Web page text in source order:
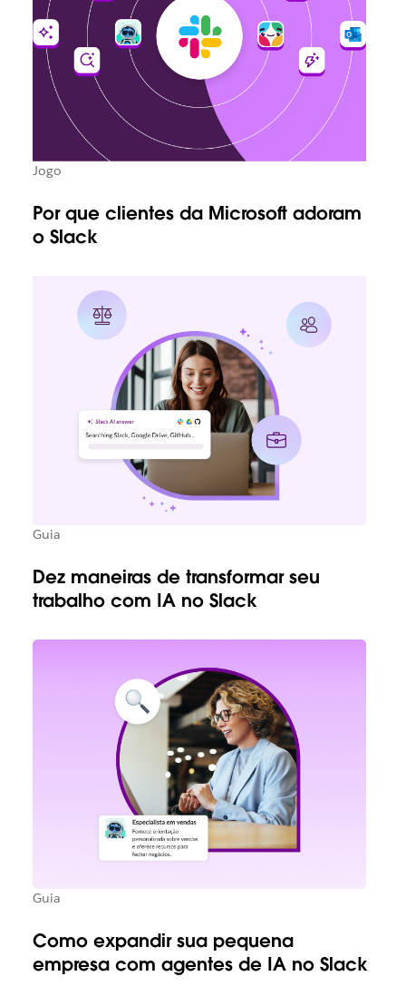
Jogo
Por que clientes da Microsoft adoram
o Slack
Guia
Dez maneiras de transformar seu
trabalho com IA no Slack
Guia
Como expandir sua pequena
empresa com agentes de IA no Slack